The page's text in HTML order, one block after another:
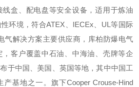
盒、配电盘等安全设备，适用于炼油
环境，符合ATEX IECEx UL 等国际
气解决方案主要供应商，库柏防爆电气
客户覆盖中石油、中海油、壳牌等企
于中国、美国、英国等地，其中中国工
产基地之一。旗下Cooper Crouse-Hind